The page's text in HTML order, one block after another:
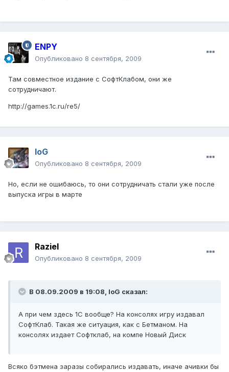
ENPY
Опубликовано 8 сентября, 2009
Там совместное издание с СофтКлабом, они же
сотрудничают.
http://games.1c.ru/re5/
IoG
Опубликовано 8 сентября, 2009
Но, если не ошибаюсь, то они сотрудничать стали уже после
выпуска игры в марте
Raziel
Опубликовано 8 сентября, 2009
В 08.09.2009 в 19:08, IoG сказал:
А при чем здесь 1С вообще? На консолях игру издавал
СофтКлаб. Такая же ситуация, как с Бетманом. На
консолях издает Софтклаб, на компе Новый Диск
Всяко бэтмена заразы собирались издавать, иначе ачивки бы